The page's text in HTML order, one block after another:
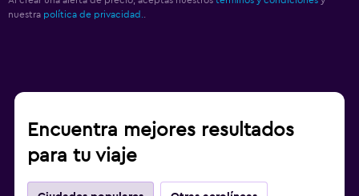
nuestra política de privacidad.
Encuentra mejores resultados
para tu viaje